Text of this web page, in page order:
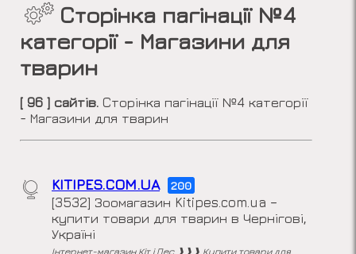
Cторінка пагінації №4
категорії - Магазини для
тварин
[ 96 ] сайтів. Cторінка пагінації №4 категорії
- Магазини для тварин
KITIPES.COM.UA 200
[3532] Зоомагазин Kitipes.com.ua –
купити товари для тварин в Чернігові,
Україні
Інтернет-магазин Кіт і Пес ❱❱❱ Купити товари для